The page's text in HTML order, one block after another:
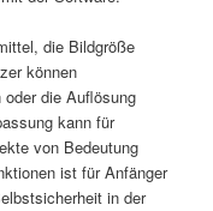
die Bildgröße
können
die Auflösung
kann für
von Bedeutung
ist für Anfänger
in der